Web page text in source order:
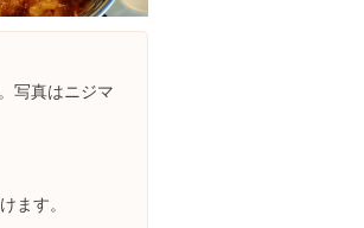
写真はニジマ
ます。